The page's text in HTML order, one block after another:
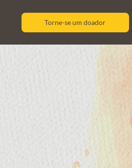
Torne-se um doador